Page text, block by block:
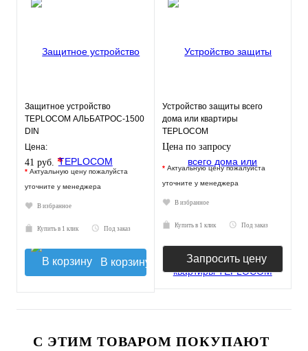
Защитное устройство
TEPLOCOM АЛЬБАТРОС-1500
DIN
Цена:
41 руб. *
* Актуальную цену пожалуйста
уточните у менеджера
В избранное
Купить в 1 клик Под заказ
В корзину
Устройство защиты всего
дома или квартиры
TEPLOCOM
АЛЬБАТРОС-12000 ЖКИ
Цена по запросу
* Актуальную цену пожалуйста
уточните у менеджера
В избранное
Купить в 1 клик Под заказ
Запросить цену
С ЭТИМ ТОВАРОМ ПОКУПАЮТ